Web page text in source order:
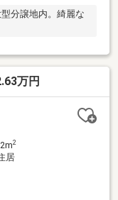
分譲地内。綺麗な
万円
2
居